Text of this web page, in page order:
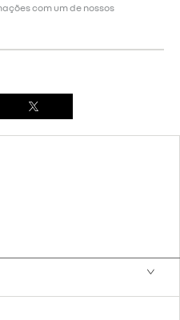
com um de nossos